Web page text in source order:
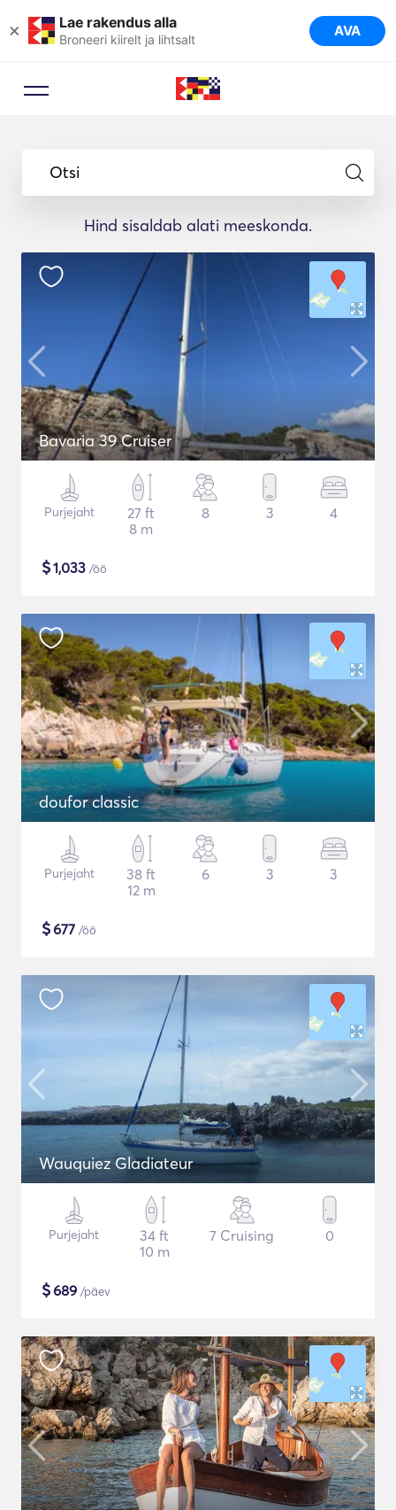
× Lae rakendus alla
Broneeri kiirelt ja lihtsalt AVA
Otsi
Hind sisaldab alati meeskonda.
Bavaria 39 Cruiser
Purjejaht
27 ft
8 m
8 3 4
$1,033 /öö
doufor classic
Purjejaht
38 ft
12 m
6 3 3
$677 /öö
Wauquiez Gladiateur
Purjejaht
34 ft
10 m
7 Cruising 0
$689 /päev